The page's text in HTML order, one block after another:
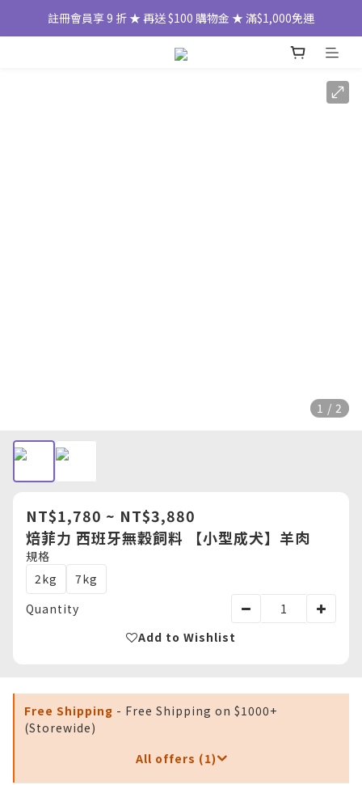
註冊會員享 9 折 ★ 再送 $100 購物金 ★ 滿$1,000免運
1 / 2
NT$1,780 ~ NT$3,880
焙菲力 西班牙無穀飼料 【小型成犬】羊肉
規格
2kg
7kg
Quantity
Add to Wishlist
Free Shipping - Free Shipping on $1000+
(Storewide)
All offers (1)